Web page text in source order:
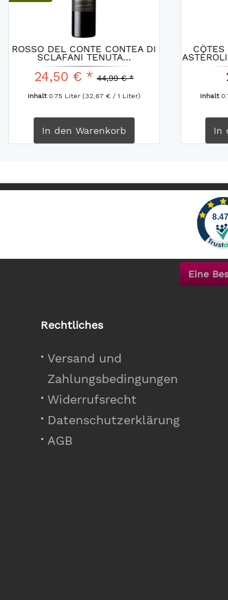
ROSSO DEL CONTE CONTEA DI
SCLAFANI TENUTA...
24,50 € * 44,99 € *
Inhalt0.75 Liter (32,67 € / 1 Liter)
In den Warenkorb
CÔTES
Inhalt
In
Eine
Rechtliches
Versand und
Zahlungsbedingungen
Widerrufsrecht
Datenschutzerklärung
AGB